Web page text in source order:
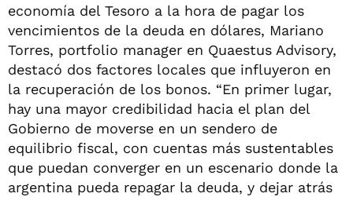
economía del Tesoro a la hora de pagar los
vencimientos de la deuda en dólares, Mariano
Torres, portfolio manager en Quaestus Advisory,
destacó dos factores locales que influyeron en
la recuperación de los bonos. “En primer lugar,
hay una mayor credibilidad hacia el plan del
Gobierno de moverse en un sendero de
equilibrio fiscal, con cuentas más sustentables
que puedan converger en un escenario donde la
argentina pueda repagar la deuda, y dejar atrás